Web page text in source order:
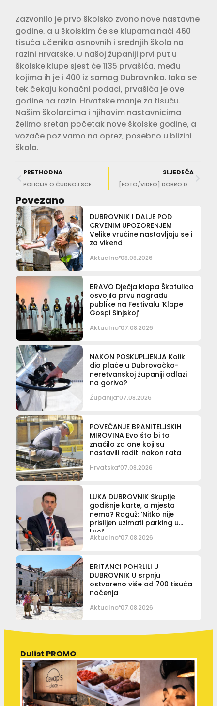
Zazvonilo je prvo školsko zvono nove nastavne
godine, a u školskim će se klupama naći 460
tisuća učenika osnovnih i srednjih škola na
razini Hrvatske. U našoj županiji prvi put u
školske klupe sjest će 1135 prvašića, među
kojima ih je i 400 iz samog Dubrovnika. Iako se
tek čekaju konačni podaci, prvašića je ove
godine na razini Hrvatske manje za tisuću.
Našim školarcima i njihovim nastavnicima
želimo sretan početak nove školske godine, a
vozače pozivamo na oprez, posebno u blizini
škola.
PRETHODNA
POLICIJA O ČUDNOJ SCENI U GRADU Muškarac (23) zadržan na liječenju u OB Dubrovnik
SLJEDEĆA
[FOTO/VIDEO] DOBRO DOŠLI, PRVAŠIĆI Vi ste prave zvijezde danas!
Povezano
DUBROVNIK I DALJE POD
CRVENIM UPOZORENJEM
Velike vrućine nastavljaju se i
za vikend
Aktualno 08.08.2026
BRAVO Dječja klapa Škatulica
osvojila prvu nagradu
publike na Festivalu ‘Klape
Gospi Sinjskoj’
Aktualno 07.08.2026
NAKON POSKUPLJENJA Koliki
dio plaće u Dubrovačko-
neretvanskoj županiji odlazi
na gorivo?
Županija 07.08.2026
POVEĆANJE BRANITELJSKIH
MIROVINA Evo što bi to
značilo za one koji su
nastavili raditi nakon rata
Hrvatska 07.08.2026
LUKA DUBROVNIK Skuplje
godišnje karte, a mjesta
nema? Raguž: ‘Nitko nije
prisiljen uzimati parking u
Luci’
Aktualno 07.08.2026
BRITANCI POHRLILI U
DUBROVNIK U srpnju
ostvareno više od 700 tisuća
noćenja
Aktualno 07.08.2026
Dulist PROMO